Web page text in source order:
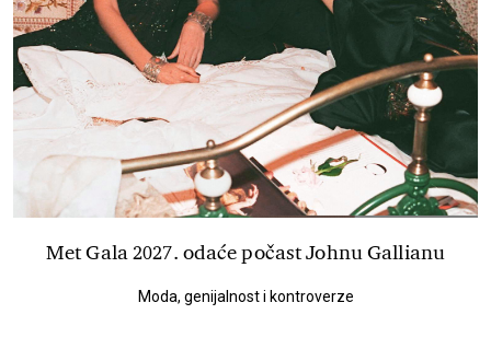
Met Gala 2027. odaće počast Johnu Gallianu
Moda, genijalnost i kontroverze